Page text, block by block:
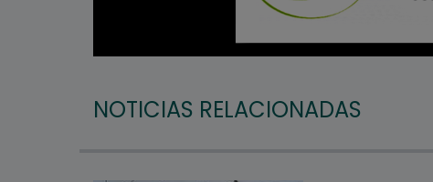
NOTICIAS RELACIONADAS